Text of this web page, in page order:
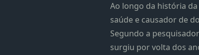
Ao longo da história
saúde e causador de
Segundo a
surgiu por volta dos